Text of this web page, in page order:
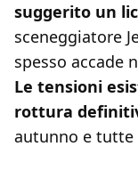
suggerito un
sceneggiatore
spesso accade
Le tensioni
rottura
autunno e tutte